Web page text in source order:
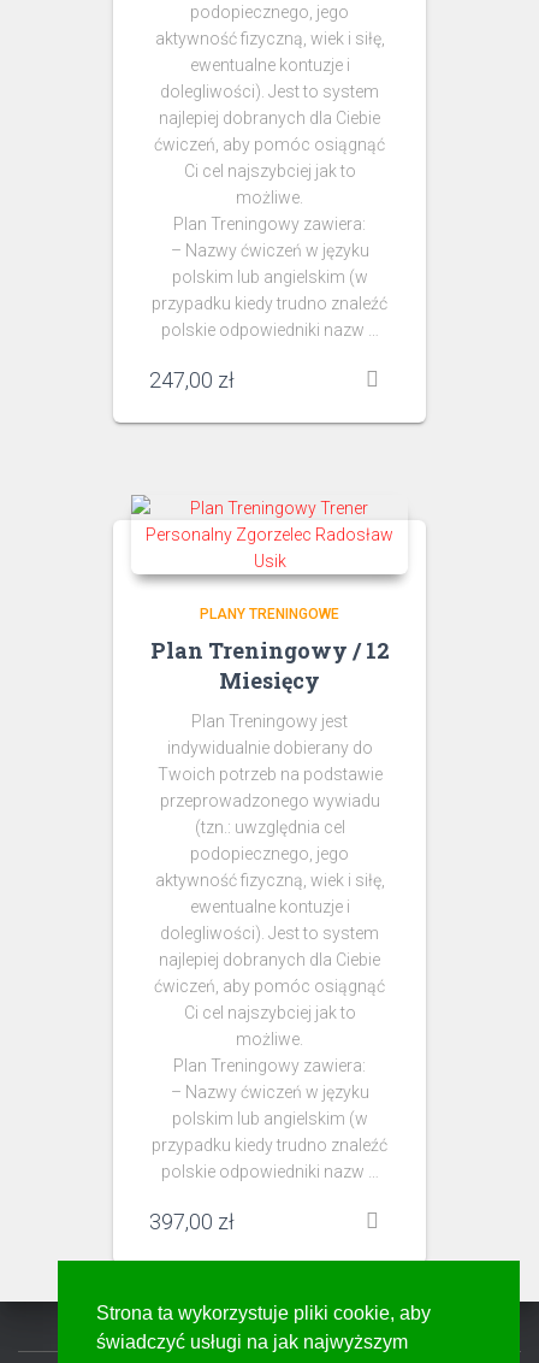
podopiecznego, jego
aktywność fizyczną, wiek i siłę,
ewentualne kontuzje i
dolegliwości). Jest to system
najlepiej dobranych dla Ciebie
ćwiczeń, aby pomóc osiągnąć
Ci cel najszybciej jak to
możliwe.
Plan Treningowy zawiera:
– Nazwy ćwiczeń w języku
polskim lub angielskim (w
przypadku kiedy trudno znaleźć
polskie odpowiedniki nazw …
247,00 zł
PLANY TRENINGOWE
Plan Treningowy / 12
Miesięcy
Plan Treningowy jest
indywidualnie dobierany do
Twoich potrzeb na podstawie
przeprowadzonego wywiadu
(tzn.: uwzględnia cel
podopiecznego, jego
aktywność fizyczną, wiek i siłę,
ewentualne kontuzje i
dolegliwości). Jest to system
najlepiej dobranych dla Ciebie
ćwiczeń, aby pomóc osiągnąć
Ci cel najszybciej jak to
możliwe.
Plan Treningowy zawiera:
– Nazwy ćwiczeń w języku
polskim lub angielskim (w
przypadku kiedy trudno znaleźć
polskie odpowiedniki nazw …
397,00 zł
Strona ta wykorzystuje pliki cookie, aby
świadczyć usługi na jak najwyższym